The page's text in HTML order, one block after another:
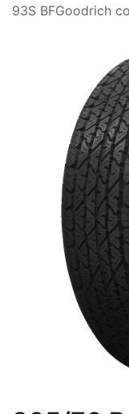
93S BFGoodrich